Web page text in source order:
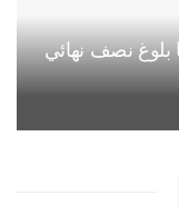
بلوغ نصف نهائي